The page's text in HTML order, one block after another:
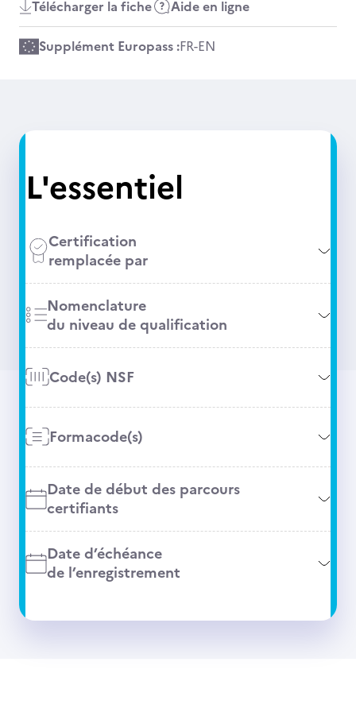
Télécharger la fiche Aide en ligne
Supplément Europass :FR-EN
L'essentiel
Certification
remplacée par
Nomenclature
du niveau de qualification
Code(s) NSF
Formacode(s)
Date de début des parcours
certifiants
Date d’échéance
de l’enregistrement